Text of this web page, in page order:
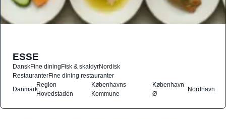
ESSE
DanskFine diningFisk & skaldyrNordisk
RestauranterFine dining restauranter
Danmark
Region
Hovedstaden
Københavns
Kommune
København
Ø
Nordhavn